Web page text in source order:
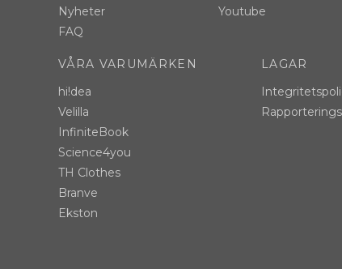
Nyheter
FAQ
Youtube
VÅRA VARUMÄRKEN
hi!dea
Velilla
InfiniteBook
Science4you
TH Clothes
Branve
Ekston
LAGAR